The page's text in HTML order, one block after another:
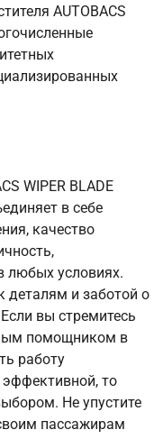
AUTOBACS
WIPER BLADE
в себе
качество
любых условиях.
деталям и заботой о
вы стремитесь
помощником в
работу
то
Не упустите
пассажирам